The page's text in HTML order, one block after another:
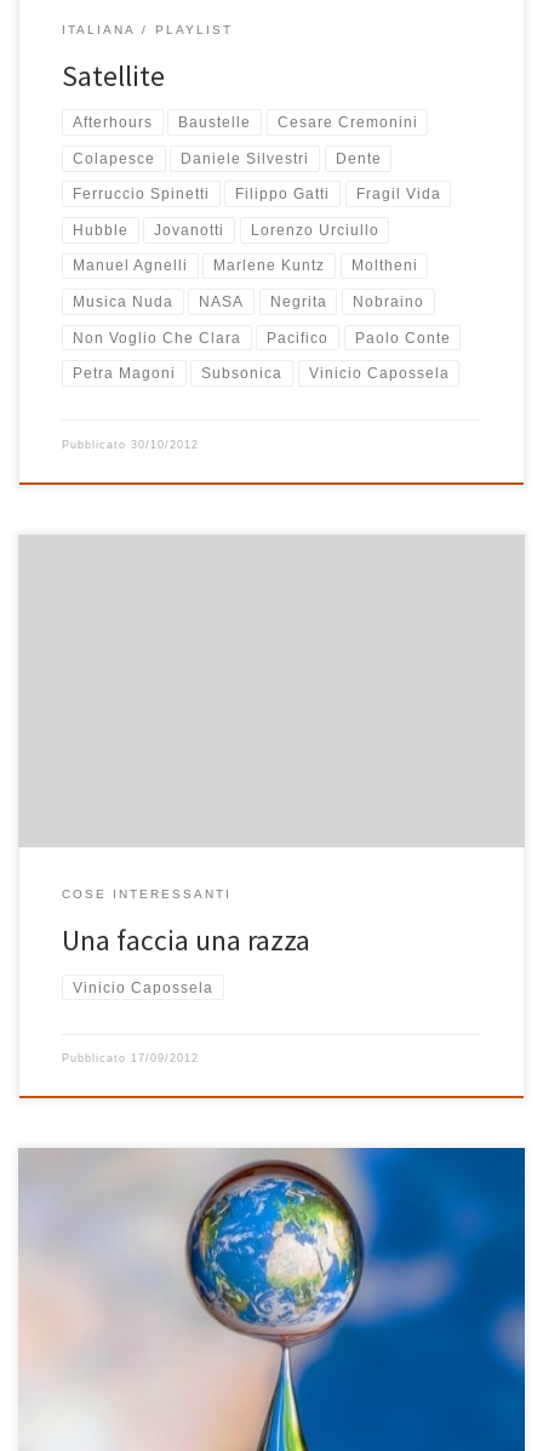
ITALIANA PLAYLIST
Satellite
Afterhours Baustelle Cesare Cremonini
Colapesce Daniele Silvestri Dente
Ferruccio Spinetti Filippo Gatti Fragil Vida
Hubble Jovanotti Lorenzo Urciullo
Manuel Agnelli Marlene Kuntz Moltheni
Musica Nuda NASA Negrita Nobraino
Non Voglio Che Clara Pacifico Paolo Conte
Petra Magoni Subsonica Vinicio Capossela
Pubblicato 30/10/2012
COSE INTERESSANTI
Una faccia una razza
Vinicio Capossela
Pubblicato 17/09/2012
Musica e viaggio, due parole tra le mie preferite. Ho maturato da
tempo un rapporto così intenso e indissolubile con questi termini
che la playlist di RCB per queste mese di agosto, completamente
dedicata al tema del viaggio, è uscita con naturalezza e
spontaneità. Per me il viaggio ha sempre voluto dire […]